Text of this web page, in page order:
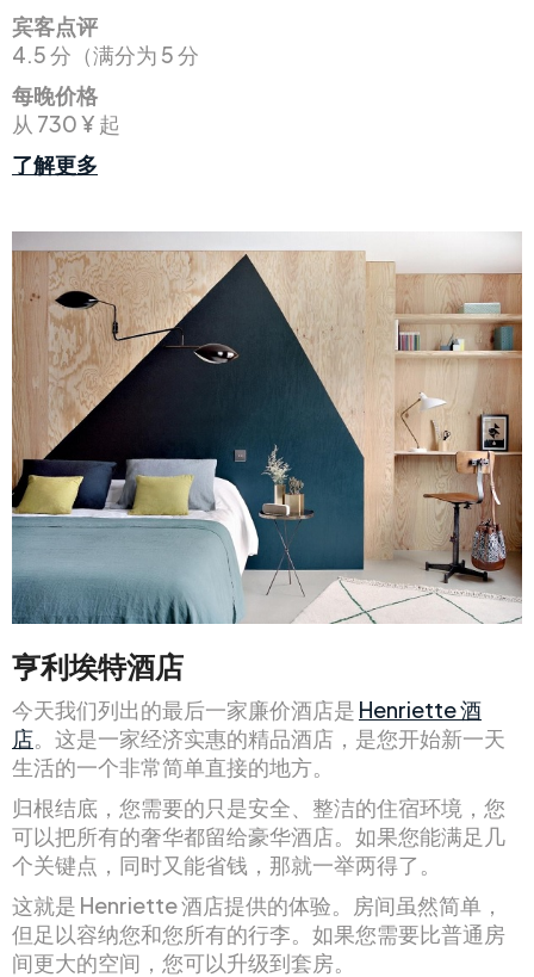
宾客点评
4.5 分（满分为 5 分
每晚价格
从 730 ¥ 起
了解更多
亨利埃特酒店
今天我们列出的最后一家廉价酒店是 Henriette 酒
店 。这是一家经济实惠的精品酒店，是您开始新一天
生活的一个非常简单直接的地方。
归根结底，您需要的只是安全、整洁的住宿环境，您
可以把所有的奢华都留给豪华酒店。如果您能满足几
个关键点，同时又能省钱，那就一举两得了。
这就是 Henriette 酒店提供的体验。房间虽然简单，
但足以容纳您和您所有的行李。如果您需要比普通房
间更大的空间，您可以升级到套房。